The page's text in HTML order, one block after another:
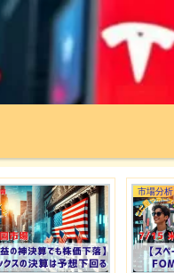
市場分析